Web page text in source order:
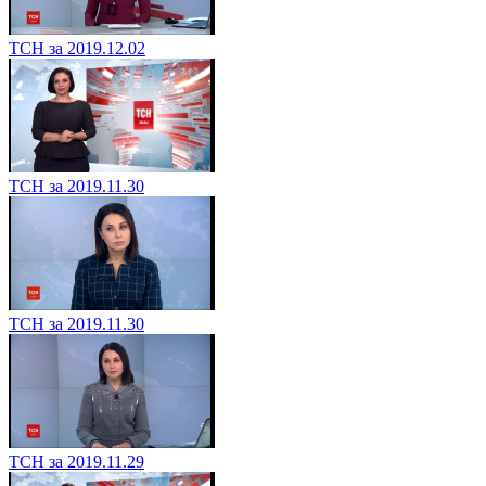
ТСН за 2019.12.02
ТСН за 2019.11.30
ТСН за 2019.11.30
ТСН за 2019.11.29